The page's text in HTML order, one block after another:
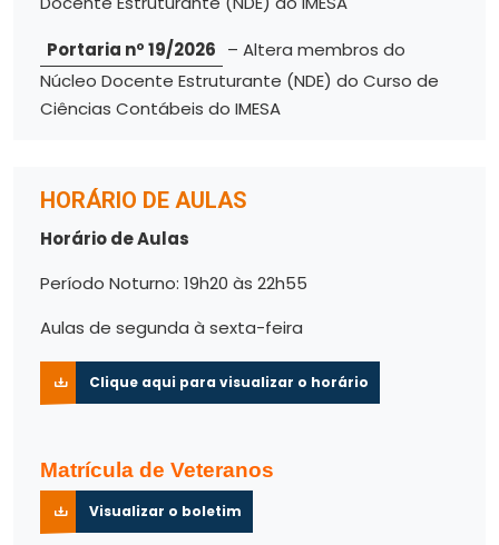
Portaria nº 19/2026 – Altera membros do
Núcleo Docente Estruturante (NDE) do Curso de
Ciências Contábeis do IMESA
HORÁRIO DE AULAS
Horário de Aulas
Período Noturno: 19h20 às 22h55
Aulas de segunda à sexta-feira
Clique aqui para visualizar o horário
Matrícula de Veteranos
Visualizar o boletim